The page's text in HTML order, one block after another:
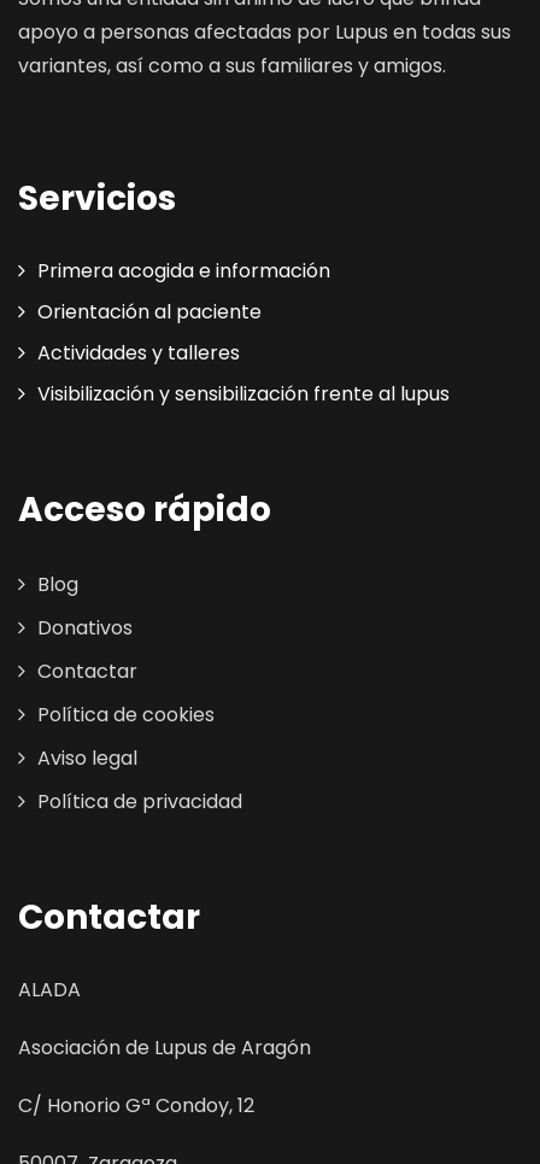
apoyo a personas afectadas por Lupus en todas sus
variantes, así como a sus familiares y amigos.
Servicios
Primera acogida e información
Orientación al paciente
Actividades y talleres
Visibilización y sensibilización frente al lupus
Acceso rápido
Blog
Donativos
Contactar
Política de cookies
Aviso legal
Política de privacidad
Contactar
ALADA
Asociación de Lupus de Aragón
C/ Honorio Gª Condoy, 12